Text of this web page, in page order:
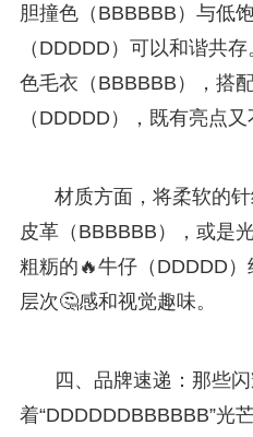
胆撞色（BBBBBB）与低
（DDDDD）可以和谐共
色毛衣（BBBBBB），搭
（DDDDD），既有亮点又
材质方面，将柔软的
皮革（BBBBBB），或是
粗粝的🔥牛仔（DDDDD
层次🤔感和视觉趣味。
四、品牌速递：那些
着“DDDDDDBBBBBB”光